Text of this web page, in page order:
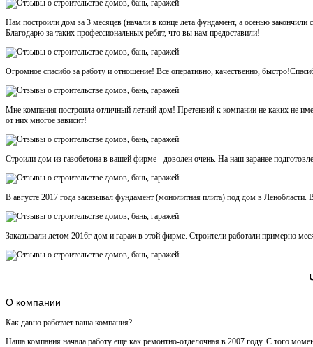
Нам построили дом за 3 месяцев (начали в конце лета фундамент, а осенью
Благодарю за таких профессиональных ребят, что вы нам предоставили!
Огромное спасибо за работу и отношение! Все оперативно, качественно,
Мне компания построила отличный летний дом! Претензий к компании не каких не
от них многое зависит!
Строили дом из газобетона в вашей фирме - доволен очень. На наш заранее
В августе 2017 года заказывал фундамент (монолитная плита) под дом в
Заказывали летом 2016г дом и гараж в этой фирме. Строители работали примерно
О компании
Как давно работает ваша компания?
Наша компания начала работу еще как ремонтно-отделочная в 2007 году. С того